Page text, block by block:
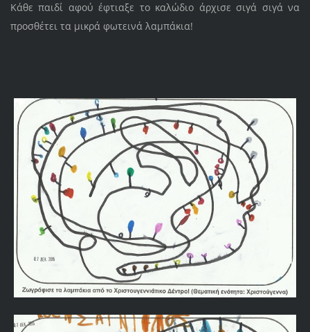
Κάθε παιδί αφού έφτιαξε το καλώδιο άρχισε σιγά σιγά να
προσθέτει τα μικρά φωτεινά λαμπάκια!